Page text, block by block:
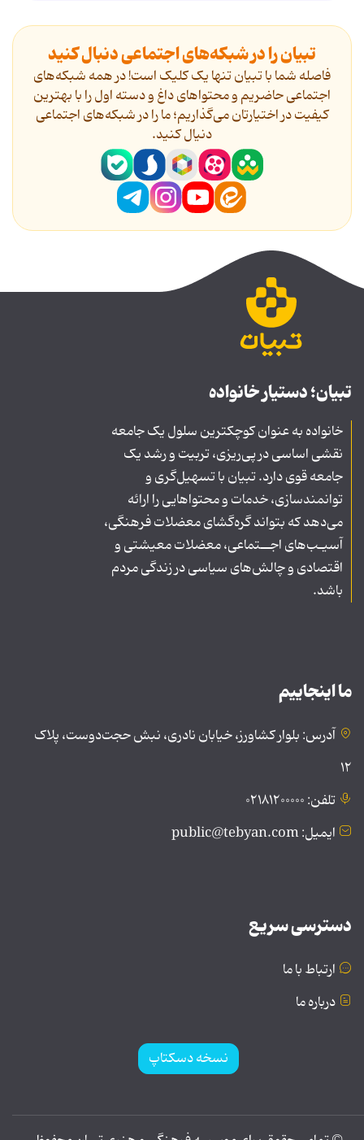
تبیان را در شبکه‌های اجتماعی دنبال کنید
فاصله شما با تبیان تنها یک کلیک است! در همه شبکه‌های
اجتماعی حاضریم و محتواهای داغ و دسته اول را با بهترین
کیفیت در اختیارتان می‌گذاریم؛ ما را در شبکه‌های اجتماعی
دنیال کنید.
تبیان؛ دستیار خانواده
خانواده به عنوان کوچکترین سلول یک جامعه
نقشی اساسی در پی‌ریزی، تربیت و رشد یک
جامعه قوی دارد. تبیان با تسهیل‌گری و
توانمندسازی، خدمات و محتواهایی را ارائه
می‌دهد که بتواند گره‌گشای معضلات فرهنگی،
آسیـب‌های اجــتماعی، معضلات معیشتی و
اقتصادی و چالش‌های سیاسی در زندگی مردم
باشد.
ما اینجاییم
آدرس: بلوار کشاورز، خیابان نادری، نبش حجت‌دوست، پلاک
۱۲
تلفن: ۰۲۱۸۱۲۰۰۰۰۰
ایمیل: public@tebyan.com
دسترسی سریع
ارتباط با ما
درباره ما
نسخه دسکتاپ